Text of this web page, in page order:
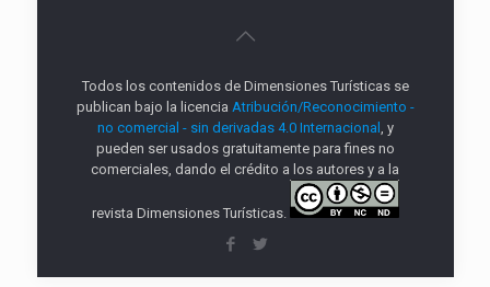
Todos los contenidos de Dimensiones Turísticas se
publican bajo la licencia Atribución/Reconocimiento -
no comercial - sin derivadas 4.0 Internacional , y
pueden ser usados gratuitamente para fines no
comerciales, dando el crédito a los autores y a la
revista Dimensiones Turísticas.